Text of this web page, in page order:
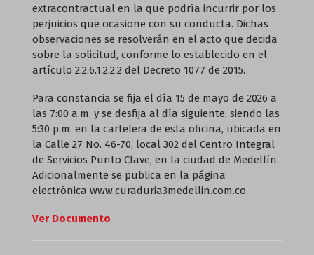
extracontractual en la que podría incurrir por los
perjuicios que ocasione con su conducta. Dichas
observaciones se resolverán en el acto que decida
sobre la solicitud, conforme lo establecido en el
artículo 2.2.6.1.2.2.2 del Decreto 1077 de 2015.
Para constancia se fija el día 15 de mayo de 2026 a
las 7:00 a.m. y se desfija al día siguiente, siendo las
5:30 p.m. en la cartelera de esta oficina, ubicada en
la Calle 27 No. 46-70, local 302 del Centro Integral
de Servicios Punto Clave, en la ciudad de Medellín.
Adicionalmente se publica en la página
electrónica www.curaduria3medellin.com.co.
Ver Documento